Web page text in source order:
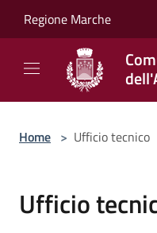
Regione Marche
Home > Ufficio tecnico
Ufficio